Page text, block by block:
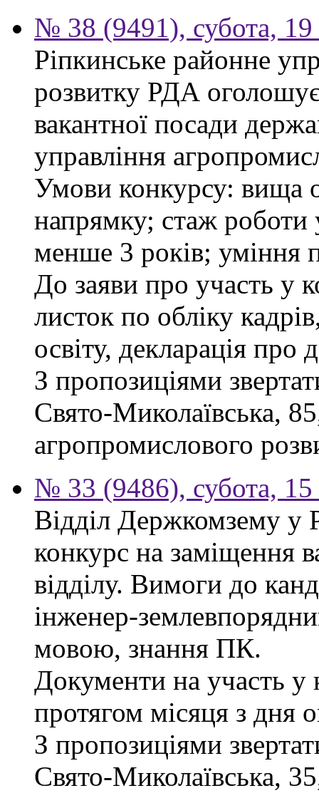
№ 38 (9491), субота, 19
Ріпкинське районне
розвитку РДА
вакантної посади
управління
Умови конкурсу: вища
напрямку; стаж роботи
менше 3 років; уміння
До заяви про участь у
листок по обліку
освіту, декларація про
З пропозиціями
Свято-Миколаївська,
агропромислового
№ 33 (9486), субота, 15
Відділ Держкомзему у
конкурс на заміщення
відділу. Вимоги до
інженер-
мовою, знання ПК.
Документи на участь у
протягом місяця з дня
З пропозиціями
Свято-Миколаївська,